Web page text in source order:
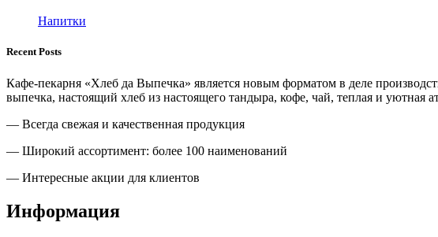
Напитки
Recent Posts
Кафе-пекарня «Хлеб да Выпечка» является новым форматом в деле
выпечка, настоящий хлеб из настоящего тандыра, кофе, чай, теплая и уютная
— Всегда свежая и качественная продукция
— Широкий ассортимент: более 100 наименований
— Интересные акции для клиентов
Информация